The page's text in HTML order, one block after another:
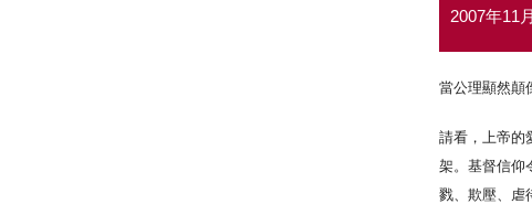
2007年11
當公理顯然顛
請看，上帝的
架。基督信仰
戮、欺壓、虐